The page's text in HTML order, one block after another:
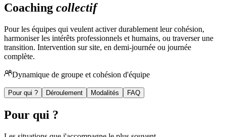
Coaching collectif
Pour les équipes qui veulent activer durablement leur cohésion,
harmoniser les intérêts professionnels et humains, ou traverser une
transition. Intervention sur site, en demi-journée ou journée
complète.
Dynamique de groupe et cohésion d'équipe
Pour qui ? Déroulement Modalités FAQ
Pour qui ?